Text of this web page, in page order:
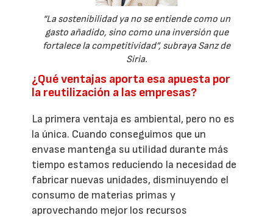
“La sostenibilidad ya no se entiende como un
gasto añadido, sino como una inversión que
fortalece la competitividad”, subraya Sanz de
Siria.
¿Qué ventajas aporta esa apuesta por
la reutilización a las empresas?
La primera ventaja es ambiental, pero no es
la única. Cuando conseguimos que un
envase mantenga su utilidad durante más
tiempo estamos reduciendo la necesidad de
fabricar nuevas unidades, disminuyendo el
consumo de materias primas y
aprovechando mejor los recursos